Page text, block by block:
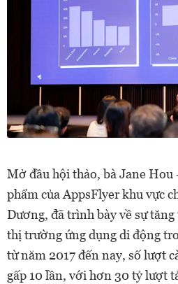
Mở đầu hội thảo, bà Jane
phẩm của AppsFlyer khu vực
Dương, đã trình bày về sự
thị trường ứng dụng di động
từ năm 2017 đến nay, số lượt
gấp 10 lần, với hơn 30 tỷ lượt